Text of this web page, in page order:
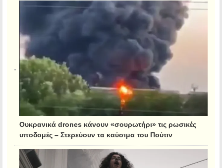
Ουκρανικά drones κάνουν «σουρωτήρι» τις ρωσικές
υποδομές – Στερεύουν τα καύσιμα του Πούτιν